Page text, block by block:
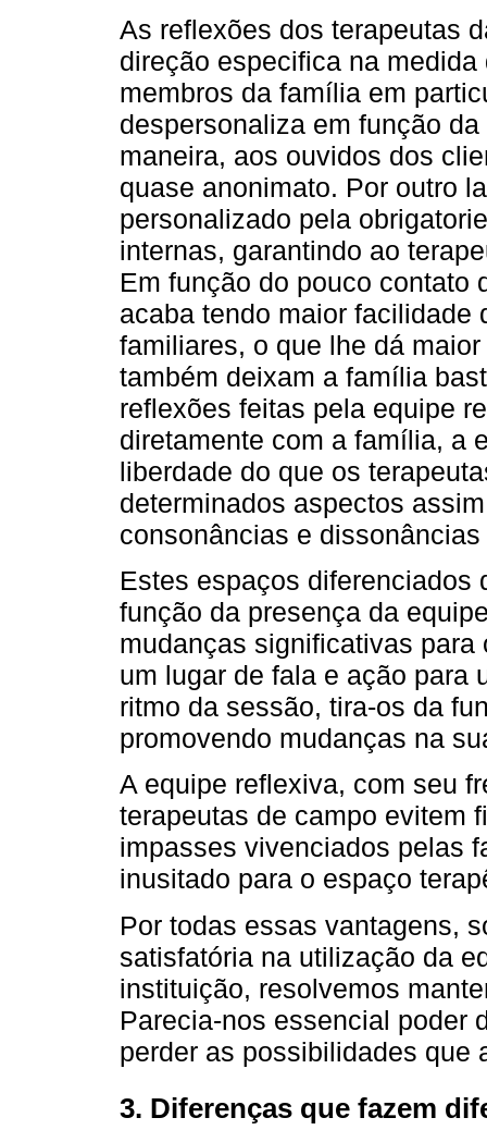
As reflexões dos terapeutas
direção especifica na
membros da família em
despersonaliza em função
maneira, aos ouvidos dos
quase anonimato. Por outro
personalizado pela
internas, garantindo ao
Em função do pouco contato
acaba tendo maior facilidade
familiares, o que lhe dá
também deixam a família
reflexões feitas pela equipe
diretamente com a família, a
liberdade do que os
determinados aspectos
consonâncias e
Estes espaços diferenciados
função da presença da
mudanças significativas
um lugar de fala e ação para
ritmo da sessão, tira-os da
promovendo mudanças na
A equipe reflexiva, com seu
terapeutas de campo evitem
impasses vivenciados pelas
inusitado para o espaço
Por todas essas vantagens,
satisfatória na utilização da
instituição, resolvemos
Parecia-nos essencial poder
perder as possibilidades que
3. Diferenças que fazem